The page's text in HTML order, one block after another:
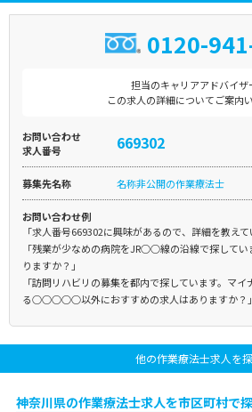
0120-
担当のキャリアアドバイザ
この求人の詳細についてご案内
お問い合わせ
求人番号
669302
募集先名称 名称非公開の作業療法士
お問い合わせ例
「求人番号669302に興味があるので、詳細を教えて
「残業が少なめの病院をJR○○線の沿線で探して
りますか？」
「訪問リハビリの募集を都内で探しています。マ
る○○○○○以外におすすめの求人はありますか？」
他の作業療法士求人を
神奈川県の作業療法士求人を市区町村で